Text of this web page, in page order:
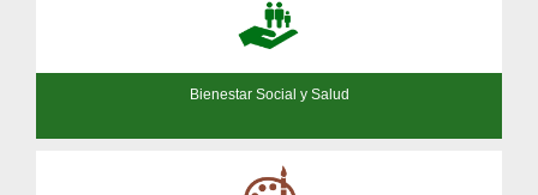
Bienestar Social y Salud